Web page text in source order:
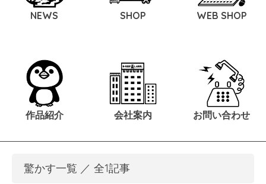
NEWS SHOP WEB SHOP
作品紹介 会社案内 お問い合わせ
驚かす一覧 ／ 全1記事